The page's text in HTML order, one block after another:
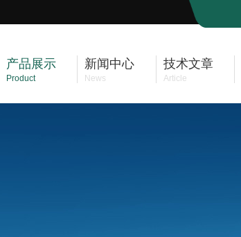
产品展示
Product
新闻中心
News
技术文章
Article